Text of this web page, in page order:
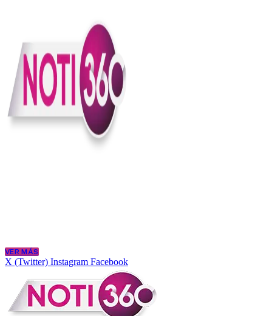
VER MÁS
X (Twitter) Instagram Facebook